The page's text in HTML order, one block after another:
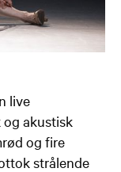
live
akustisk
og fire
strålende